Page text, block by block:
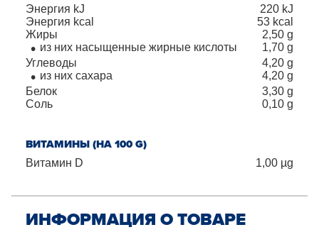
Энергия kJ 220 kJ
Энергия kcal
53 kcal
Жиры
2,50 g
из них насыщенные жирные кислоты
1,70 g
Углеводы
4,20 g
из них сахара
4,20 g
Белок
3,30 g
Соль
0,10 g
ВИТАМИНЫ (НА 100 G)
Витамин D 1,00 µg
ИНФОРМАЦИЯ О ТОВАРЕ